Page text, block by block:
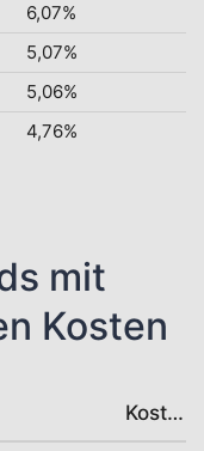
6,07%
5,07%
5,06%
4,76%
mit
Kosten
Kosten